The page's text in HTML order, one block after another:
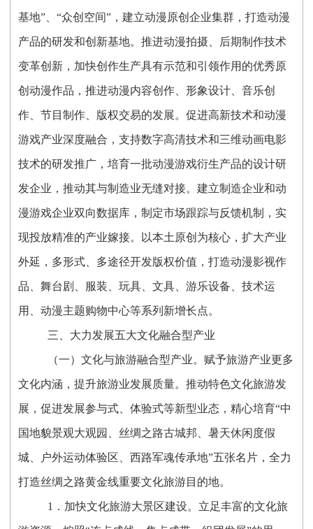
基地”、“众创空间”，建立动漫原创企业集群，打造动漫
产品的研发和创新基地。推进动漫拍摄、后期制作技术
变革创新，加快创作生产具有示范和引领作用的优秀原
创动漫作品，推进动漫内容创作、形象设计、音乐创
作、节目制作、版权交易的发展。促进高新技术和动漫
游戏产业深度融合，支持数字高清技术和三维动画电影
技术的研发推广，培育一批动漫游戏衍生产品的设计研
发企业，推动其与制造业无缝对接。建立制造企业和动
漫游戏企业双向数据库，制定市场跟踪与反馈机制，实
现投放精准的产业嫁接。以本土原创为核心，扩大产业
外延，多形式、多途径开发版权价值，打造动漫影视作
品、舞台剧、服装、玩具、文具、游乐设备、技术运
用、动漫主题购物中心等系列新增长点。
三、大力发展五大文化融合型产业
（一）文化与旅游融合型产业。赋予旅游产业更多
文化内涵，提升旅游业发展质量。推动特色文化旅游发
展，促进发展参与式、体验式等新型业态，精心培育“中
国地貌景观大观园、丝绸之路古城邦、暑天休闲度假
城、户外运动体验区、西路军魂传承地”五张名片，全力
打造丝绸之路黄金线重要文化旅游目的地。
1．加快文化旅游大景区建设。立足丰富的文化旅